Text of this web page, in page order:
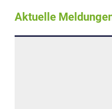
Aktuelle